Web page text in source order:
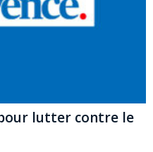
lutter contre le